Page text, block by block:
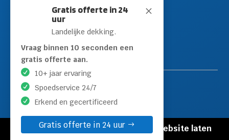
M
Gratis offerte in 24
uur
Landelijke dekking.
Vraag binnen 10 seconden een
gratis offerte aan.
10+ jaar ervaring
Spoedservice 24/7
Erkend en gecertificeerd
Gratis offerte in 24 uur
Loodgieter Rijswijk
Loodgieter Schiedam
Loodgieter Leidschendam
Loodgieter Hilversum
© Copyright Loodgieters Kwartier |
Website laten